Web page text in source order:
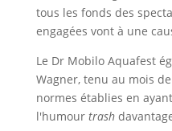
tous les fonds des
engagées vont à une
Le Dr Mobilo Aquafest
Wagner, tenu au mois
normes établies en
l'humour trash